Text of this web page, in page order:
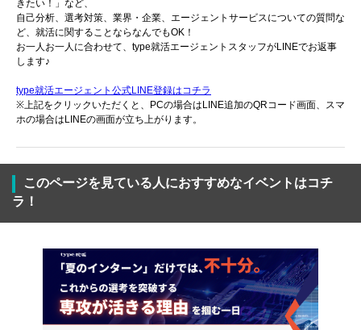
きたい！」など、
自己分析、選考対策、業界・企業、エージェントサービスについての質問な
ど、就活に関することならなんでもOK！
お一人お一人に合わせて、type就活エージェントスタッフがLINEでお返事
します♪
type就活エージェント公式LINE登録はコチラ
※上記をクリックいただくと、PCの場合はLINE追加のQRコード画面、スマ
ホの場合はLINEの画面が立ち上がります。
このページを見ている人におすすめなイベントはコチ
ラ！